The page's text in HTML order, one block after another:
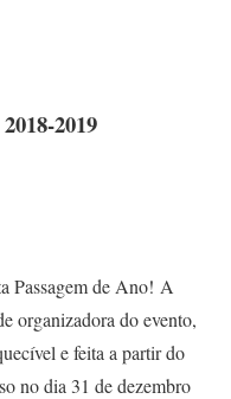
2019
Passagem de Ano! A
organizadora do evento,
e feita a partir do
no dia 31 de dezembro